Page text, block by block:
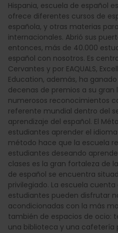
Hispania, escuela de español
ofrece diferentes cursos de
española, y otras materias
internacionales. Abrió sus
entonces, más de 40.000
español con nosotros. Es
Cervantes y por EAQUALS,
Education, además, ha
decenas de premios a su gran
numerosos reconocimientos
referente mundial dentro del
aprendizaje del español. El
estudiantes aprender el
método hace que la escuela
estudiantes deseando
clases es la gran fortaleza de
de español se encuentra
privilegiado. La escuela
estudiantes pueden disfrutar
acondicionadas con la más
también de espacios de ocio:
una biblioteca y una cafetería